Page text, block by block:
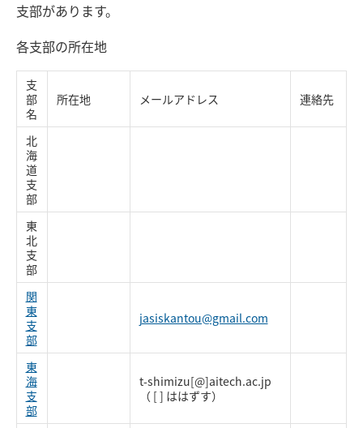
080-2386-5652
〒920-0941 石川県金沢市旭町1-25-25
日本インテリア学会事務局
支部があります。
各支部の所在地
支
部
名
所在地 メールアドレス 連絡先
北
海
道
支
部
東
北
支
部
関
東
支
部
jasiskantou@gmail.com
東
海
支
部
t-shimizu[@]aitech.ac.jp
（ [ ] ははずす）